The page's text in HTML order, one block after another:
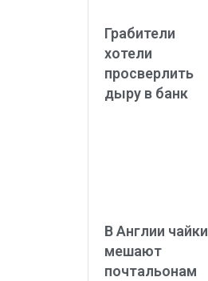
Грабители
хотели
просверлить
дыру в банк
В Англии чайки
мешают
почтальонам